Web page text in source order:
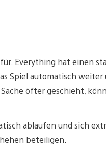
Everything hat einen
Spiel automatisch
öfter geschieht,
ablaufen und sich
beteiligen.